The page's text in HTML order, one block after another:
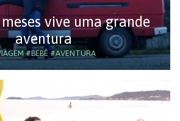
vive uma grande
aventura
#BEBÊ #AVENTURA